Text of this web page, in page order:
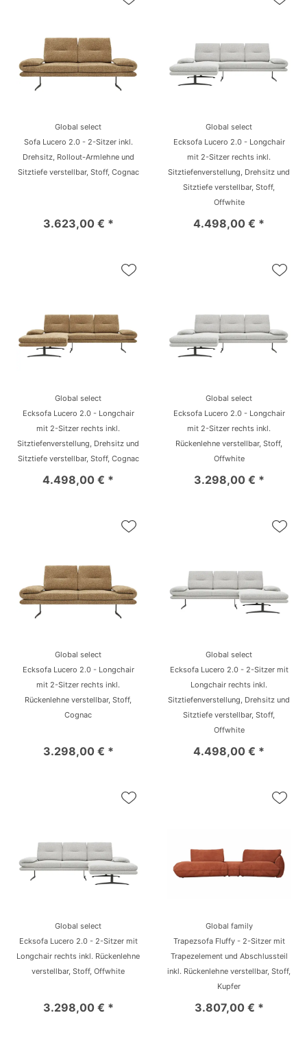
Global select
Sofa Lucero 2.0 - 2-Sitzer inkl.
Drehsitz, Rollout-Armlehne und
Sitztiefe verstellbar, Stoff, Cognac
3.623,00 € *
Global select
Ecksofa Lucero 2.0 - Longchair
mit 2-Sitzer rechts inkl.
Sitztiefenverstellung, Drehsitz und
Sitztiefe verstellbar, Stoff,
Offwhite
4.498,00 € *
Global select
Ecksofa Lucero 2.0 - Longchair
mit 2-Sitzer rechts inkl.
Sitztiefenverstellung, Drehsitz und
Sitztiefe verstellbar, Stoff, Cognac
4.498,00 € *
Global select
Ecksofa Lucero 2.0 - Longchair
mit 2-Sitzer rechts inkl.
Rückenlehne verstellbar, Stoff,
Offwhite
3.298,00 € *
Global select
Ecksofa Lucero 2.0 - Longchair
mit 2-Sitzer rechts inkl.
Rückenlehne verstellbar, Stoff,
Cognac
3.298,00 € *
Global select
Ecksofa Lucero 2.0 - 2-Sitzer mit
Longchair rechts inkl.
Sitztiefenverstellung, Drehsitz und
Sitztiefe verstellbar, Stoff,
Offwhite
4.498,00 € *
Global select
Ecksofa Lucero 2.0 - 2-Sitzer mit
Longchair rechts inkl. Rückenlehne
verstellbar, Stoff, Offwhite
3.298,00 € *
Global family
Trapezsofa Fluffy - 2-Sitzer mit
Trapezelement und Abschlussteil
inkl. Rückenlehne verstellbar, Stoff,
Kupfer
3.807,00 € *